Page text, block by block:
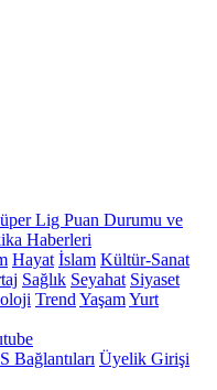
Lig Puan Durumu ve
Haberleri
Hayat İslam Kültür-Sanat
Sağlık Seyahat Siyaset
Trend YaşamYurt
Bağlantıları Üyelik Girişi